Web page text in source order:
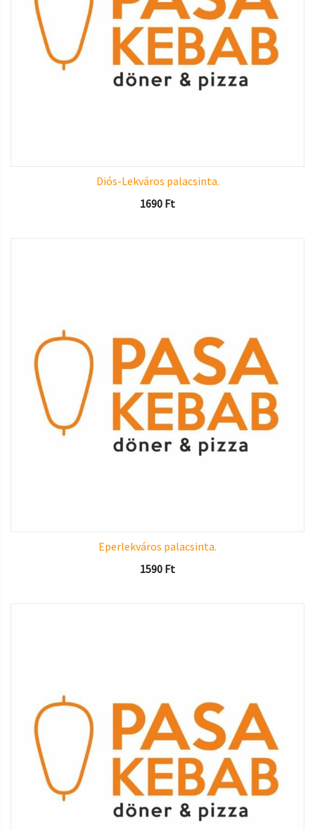
Diós-Lekváros palacsinta.
1690 Ft
Eperlekváros palacsinta.
1590 Ft